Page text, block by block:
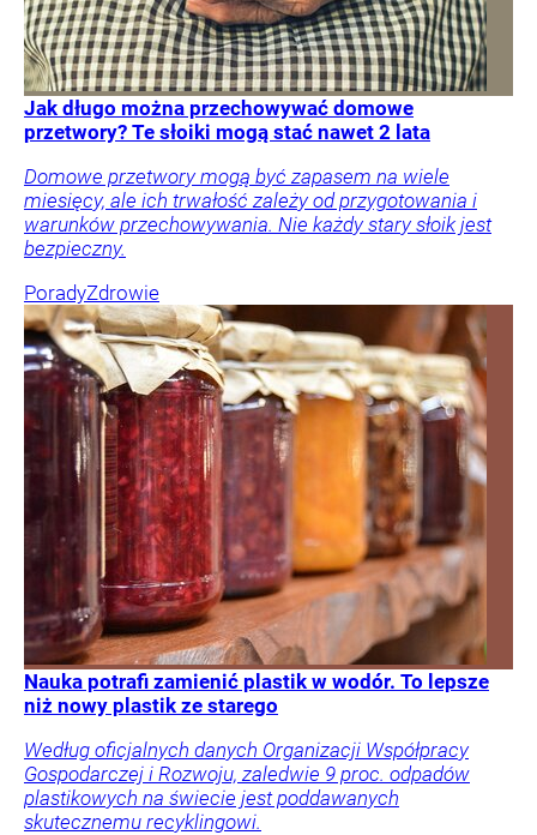
Jak długo można przechowywać domowe
przetwory? Te słoiki mogą stać nawet 2 lata
Domowe przetwory mogą być zapasem na wiele
miesięcy, ale ich trwałość zależy od przygotowania i
warunków przechowywania. Nie każdy stary słoik jest
bezpieczny.
PoradyZdrowie
Nauka potrafi zamienić plastik w wodór. To lepsze
niż nowy plastik ze starego
Według oficjalnych danych Organizacji Współpracy
Gospodarczej i Rozwoju, zaledwie 9 proc. odpadów
plastikowych na świecie jest poddawanych
skutecznemu recyklingowi.